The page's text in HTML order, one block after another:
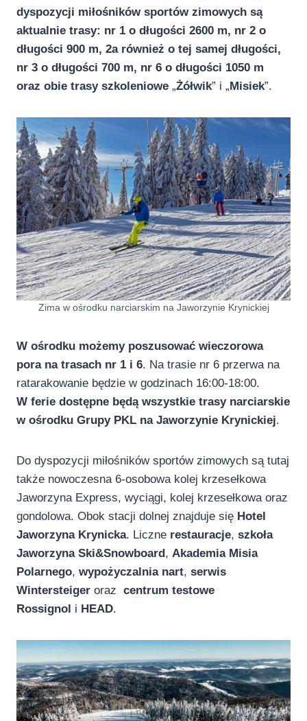
dyspozycji miłośników sportów zimowych są
aktualnie trasy: nr 1 o długości 2600 m, nr 2 o
długości 900 m, 2a również o tej samej długości,
nr 3 o długości 700 m, nr 6 o długości 1050 m
oraz obie trasy szkoleniowe „Żółwik” i „ Misiek”.
Zima w ośrodku narciarskim na Jaworzynie Krynickiej
W ośrodku możemy poszusować wieczorowa
pora na trasach nr 1 i 6. Na trasie nr 6 przerwa na
ratarakowanie będzie w godzinach 16:00-18:00.
W ferie dostępne będą wszystkie trasy narciarskie
w ośrodku Grupy PKL na Jaworzynie Krynickiej.
Do dyspozycji miłośników sportów zimowych są tutaj
także nowoczesna 6-osobowa kolej krzesełkowa
Jaworzyna Express, wyciągi, kolej krzesełkowa oraz
gondolowa. Obok stacji dolnej znajduje się Hotel
Jaworzyna Krynicka. Liczne restauracje, szkoła
Jaworzyna Ski&Snowboard , Akademia Misia
Polarnego, wypożyczalnia nart, serwis
Wintersteiger oraz centrum testowe
Rossignol i HEAD.